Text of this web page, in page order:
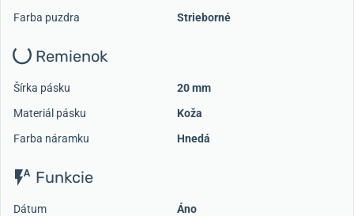
Farba puzdra
Strieborné
Remienok
Šírka pásku
20 mm
Materiál pásku
Koža
Farba náramku
Hnedá
Funkcie
Dátum
Áno